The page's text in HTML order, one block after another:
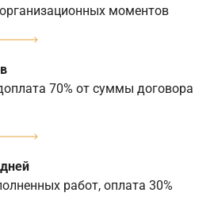
моментов
70% от суммы договора
работ, оплата 30%